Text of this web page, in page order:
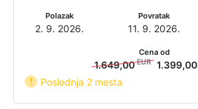
Polazak
2. 9. 2026.
Povratak
11. 9. 2026.
Poslednja 2 mesta
Cena od
1.649,00EUR 1.399,00